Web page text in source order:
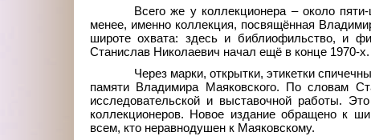
Всего же у коллекционера – около
менее, именно коллекция, посвящённая
широте охвата: здесь и библиофильство, и
Станислав Николаевич начал ещё в конце 1970-х.
Через марки, открытки, этикетки
памяти Владимира Маяковского. По словам
исследовательской и выставочной работы.
коллекционеров. Новое издание обращено к
всем, кто неравнодушен к Маяковскому.